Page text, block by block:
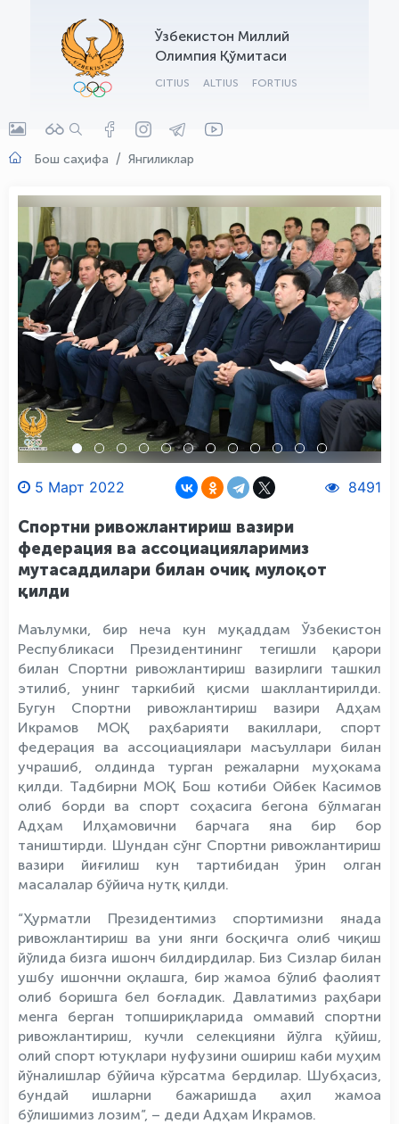
Ўзбекистон Миллий
Олимпия Қўмитаси
CITIUS ALTIUS FORTIUS
Бош саҳифа Янгиликлар
5 Март 2022 8491
Спортни ривожлантириш вазири
федерация ва ассоциацияларимиз
мутасаддилари билан очиқ мулоқот
қилди
Маълумки, бир неча кун муқаддам Ўзбекистон
Республикаси Президентининг тегишли қарори
билан Спортни ривожлантириш вазирлиги ташкил
этилиб, унинг таркибий қисми шакллантирилди.
Бугун Спортни ривожлантириш вазири Адҳам
Икрамов МОҚ раҳбарияти вакиллари, спорт
федерация ва ассоциациялари масъуллари билан
учрашиб, олдинда турган режаларни муҳокама
қилди. Тадбирни МОҚ Бош котиби Ойбек Касимов
олиб борди ва спорт соҳасига бегона бўлмаган
Адҳам Илҳамовични барчага яна бир бор
таништирди. Шундан сўнг Спортни ривожлантириш
вазири йиғилиш кун тартибидан ўрин олган
масалалар бўйича нутқ қилди.
“Ҳурматли Президентимиз спортимизни янада
ривожлантириш ва уни янги босқичга олиб чиқиш
йўлида бизга ишонч билдирдилар. Биз Сизлар билан
ушбу ишончни оқлашга, бир жамоа бўлиб фаолият
олиб боришга бел боғладик. Давлатимиз раҳбари
менга берган топшириқларида оммавий спортни
ривожлантириш, кучли селекцияни йўлга қўйиш,
олий спорт ютуқлари нуфузини ошириш каби муҳим
йўналишлар бўйича кўрсатма бердилар. Шубҳасиз,
бундай ишларни бажаришда аҳил жамоа
бўлишимиз лозим”, – деди Адҳам Икрамов.
OLYMPCHIK AI - yordamchi
Онлайн · olympic.uz